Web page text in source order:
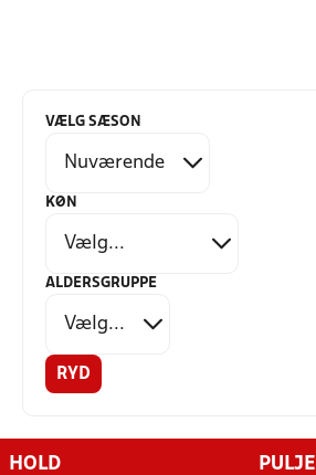
VÆLG SÆSON
KØN
ALDERSGRUPPE
RYD
HOLD PULJE